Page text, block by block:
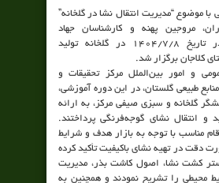
موضوع “مدیریت انتقال نشا در گلخانه”
مروجین پهنه و کارشناسان جهاد
کشاورزی استان در تاریخ 1404/7/8 در گلخانه تولید
کلاجان برگزار شد.
و امور بین‌الملل مرکز تحقیقات و
طبیعی گلستان، در این دوره آموزشی،
گلخانه و سبزی صیفی مرکز، به ارائه
و انتقال نشای گوجه‌فرنگی پرداختند.
مناسب با توجه به بازار هدف و شرایط
دقت در تهیه نشای باکیفیت تأکید کرده
کشت نشا، اصول کاشت بذر، مدیریت
محیطی را تشریح نمودند و همچنین به